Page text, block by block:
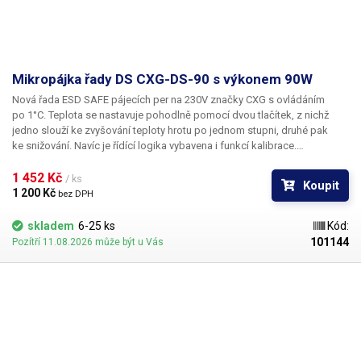
Mikropájka řady DS CXG-DS-90 s výkonem 90W
Nová řada ESD SAFE pájecích per na 230V značky CXG s ovládáním
po 1°C. Teplota se nastavuje pohodlně pomocí dvou tlačítek, z nichž
jedno slouží ke zvyšování teploty hrotu po jednom stupni, druhé pak
ke snižování. Navíc je řídící logika vybavena i funkcí kalibrace.
která reprezentuje korekci skutečné teploty hrotu dle externího
kalibračního měřidla.
1 452 Kč / ks
1 200 Kč bez DPH
Koupit
skladem 6-25 ks
Pozítří 11.08.2026 může být u Vás
Kód:
101144